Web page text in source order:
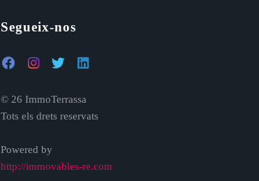
Segueix-nos
© 26 ImmoTerrassa
Tots els drets reservats
Powered by
http://immovables-re.com